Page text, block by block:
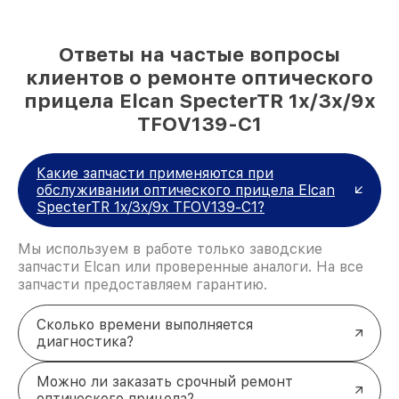
Ответы на частые вопросы
клиентов о ремонте оптического
прицела Elcan SpecterTR 1x/3x/9x
TFOV139-C1
Какие запчасти применяются при
обслуживании оптического прицела Elcan
SpecterTR 1x/3x/9x TFOV139-C1?
Мы используем в работе только заводские
запчасти Elcan или проверенные аналоги. На все
запчасти предоставляем гарантию.
Сколько времени выполняется
диагностика?
Можно ли заказать срочный ремонт